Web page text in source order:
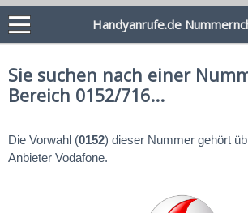
Handyanrufe.de
Sie suchen nach einer
Bereich 0152/716...
Die Vorwahl (0152) dieser Nummer gehört
Anbieter Vodafone.